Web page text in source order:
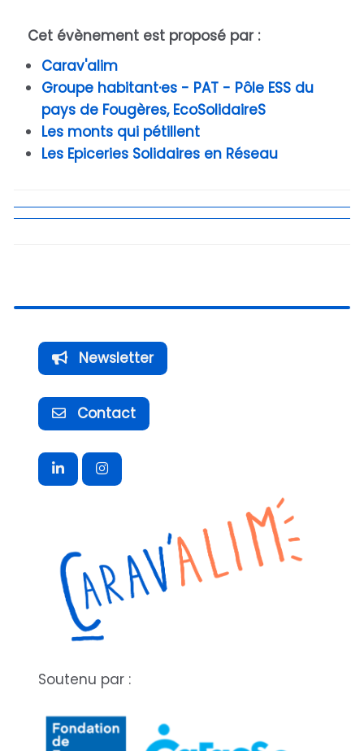
Cet évènement est proposé par :
Carav'alim
Groupe habitant·es - PAT - Pôle ESS du
pays de Fougères, EcoSolidaireS
Les monts qui pétillent
Les Epiceries Solidaires en Réseau
Newsletter
Contact
Soutenu par :